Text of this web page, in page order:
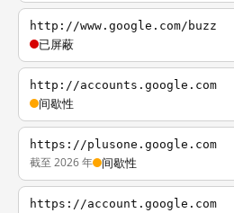
http://www.google.com/buzz
已屏蔽
http://accounts.google.com
间歇性
https://plusone.google.com
截至 2026 年 间歇性
https://account.google.com